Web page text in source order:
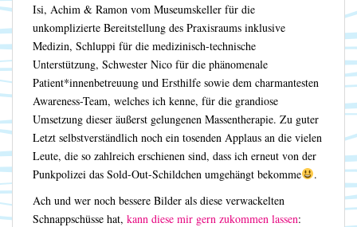
Isi, Achim & Ramon vom Museumskeller für die
unkomplizierte Bereitstellung des Praxisraums inklusive
Medizin, Schluppi für die medizinisch-technische
Unterstützung, Schwester Nico für die phänomenale
Patient*innenbetreuung und Ersthilfe sowie dem charmantesten
Awareness-Team, welches ich kenne, für die grandiose
Umsetzung dieser äußerst gelungenen Massentherapie. Zu guter
Letzt selbstverständlich noch ein tosenden Applaus an die vielen
Leute, die so zahlreich erschienen sind, dass ich erneut von der
Punkpolizei das Sold-Out-Schildchen umgehängt bekomme
.
Ach und wer noch bessere Bilder als diese verwackelten
Schnappschüsse hat, kann diese mir gern zukommen lassen: